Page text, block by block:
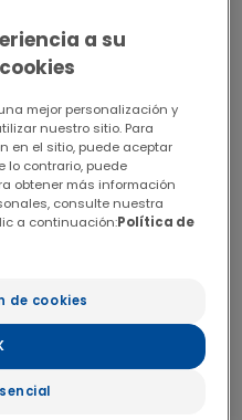
a su
mejor personalización y
nuestro sitio. Para
en el sitio, puede aceptar
lo contrario, puede
obtener más información
consulte nuestra
a continuación:Política de
de cookies